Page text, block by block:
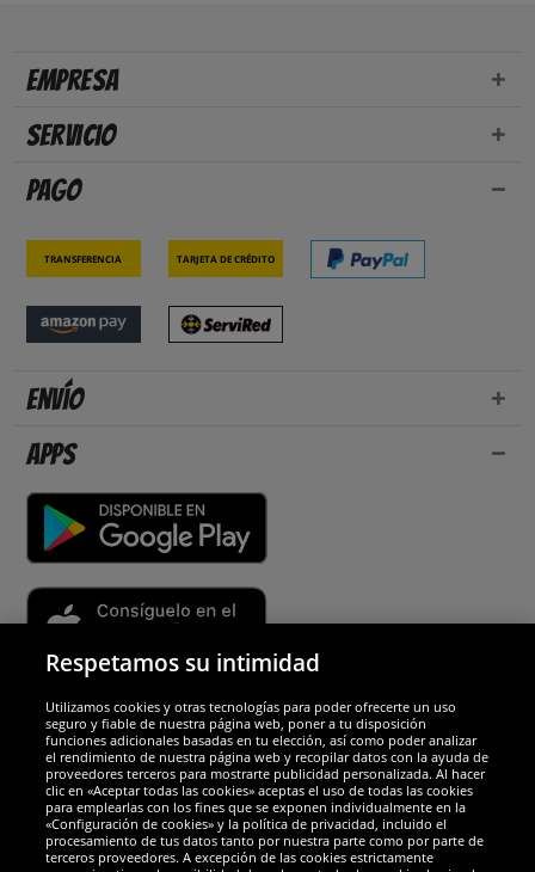
Empresa
Servicio
Pago
Transferencia Tarjeta de crédito
Envío
Apps
Socios y seguridad
Galardones
Respetamos su intimidad
Utilizamos cookies y otras tecnologías para poder ofrecerte un uso
seguro y fiable de nuestra página web, poner a tu disposición
funciones adicionales basadas en tu elección, así como poder analizar
el rendimiento de nuestra página web y recopilar datos con la ayuda de
proveedores terceros para mostrarte publicidad personalizada. Al hacer
clic en «Aceptar todas las cookies» aceptas el uso de todas las cookies
para emplearlas con los fines que se exponen individualmente en la
«Configuración de cookies» y la política de privacidad, incluido el
procesamiento de tus datos tanto por nuestra parte como por parte de
terceros proveedores. A excepción de las cookies estrictamente